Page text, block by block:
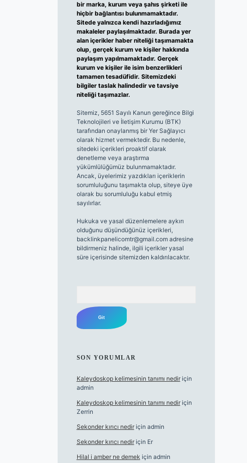
bir marka, kurum veya şahıs şirketi ile
hiçbir bağlantısı bulunmamaktadır.
Sitede yalnızca kendi hazırladığımız
makaleler paylaşılmaktadır. Burada yer
alan içerikler haber niteliği taşımamakta
olup, gerçek kurum ve kişiler hakkında
paylaşım yapılmamaktadır. Gerçek
kurum ve kişiler ile isim benzerlikleri
tamamen tesadüfidir. Sitemizdeki
bilgiler taslak halindedir ve tavsiye
niteliği taşımazlar.
Sitemiz, 5651 Sayılı Kanun gereğince Bilgi
Teknolojileri ve İletişim Kurumu (BTK)
tarafından onaylanmış bir Yer Sağlayıcı
olarak hizmet vermektedir. Bu nedenle,
sitedeki içerikleri proaktif olarak
denetleme veya araştırma
yükümlülüğümüz bulunmamaktadır.
Ancak, üyelerimiz yazdıkları içeriklerin
sorumluluğunu taşımakta olup, siteye üye
olarak bu sorumluluğu kabul etmiş
sayılırlar.
Hukuka ve yasal düzenlemelere aykırı
olduğunu düşündüğünüz içerikleri,
backlinkpanelicomtr@gmail.comadresine
bildirmeniz halinde, ilgili içerikler yasal
süre içerisinde sitemizden kaldırılacaktır.
SON YORUMLAR
Kaleydoskop kelimesinin tanımı nediriçin
admin
Kaleydoskop kelimesinin tanımı nediriçin
Zerrin
Sekonder kırıcı nediriçin admin
Sekonder kırıcı nediriçin Er
Hilal i amber ne demek için admin